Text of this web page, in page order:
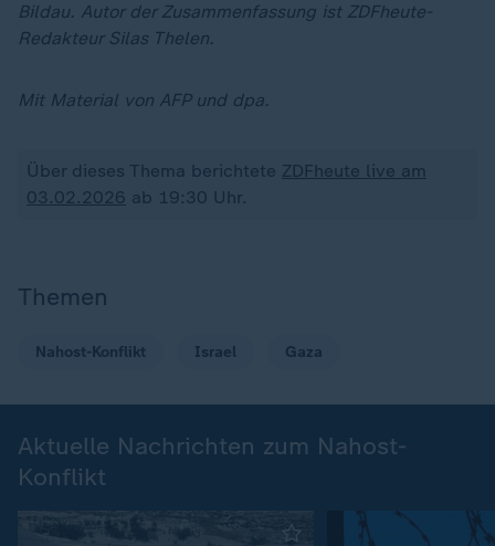
Bildau. Autor der Zusammenfassung ist ZDFheute-
Redakteur Silas Thelen.
Mit Material von AFP und dpa.
Über dieses Thema berichtete ZDFheute live am
03.02.2026 ab 19:30 Uhr.
Themen
Nahost-Konflikt Israel Gaza
Aktuelle Nachrichten zum Nahost-
Konflikt